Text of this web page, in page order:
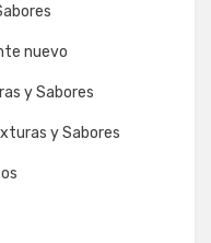
nuevo
y Sabores
y Sabores